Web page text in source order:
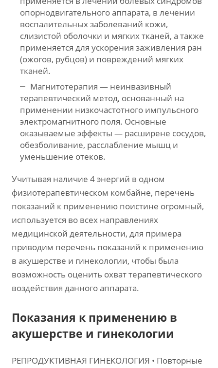
опорнодвигательного аппарата, в лечении
воспалительных заболеваний кожи,
слизистой оболочки и мягких тканей, а также
применяется для ускорения заживления ран
(ожогов, рубцов) и повреждений мягких
тканей.
Магнитотерапия — неинвазивный
терапевтический метод, основанный на
применении низкочастотного импульсного
электромагнитного поля. Основные
оказываемые эффекты — расширене сосудов,
обезболивание, расслабление мышц и
уменьшение отеков.
Учитывая наличие 4 энергий в одном
физиотерапевтическом комбайне, перечень
показаний к применению поистине огромный,
используется во всех направлениях
медицинской деятельности, для примера
приводим перечень показаний к применению
в акушерстве и гинекологии, чтобы была
возможность оценить охват терапевтического
воздействия данного аппарата.
Показания к применению в
акушерстве и гинекологии
РЕПРОДУКТИВНАЯ ГИНЕКОЛОГИЯ • Повторные